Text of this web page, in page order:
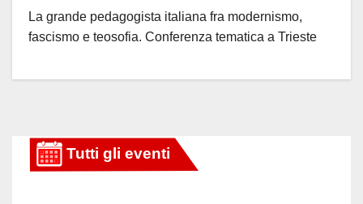
La grande pedagogista italiana fra modernismo,
fascismo e teosofia. Conferenza tematica a Trieste